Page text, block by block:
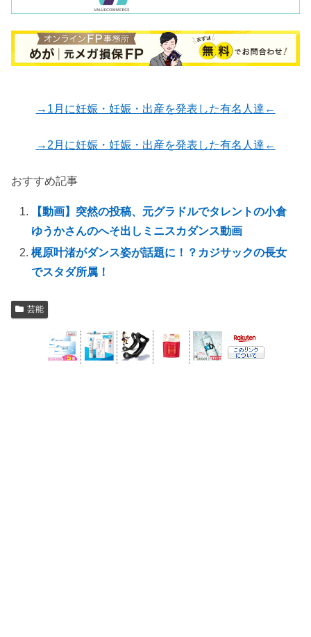
→1月に妊娠・妊娠・出産を発表した有名人達←
→2月に妊娠・妊娠・出産を発表した有名人達←
おすすめ記事
【動画】突然の投稿、元グラドルでタレントの小倉
ゆうかさんのへそ出しミニスカダンス動画
梶原叶渚がダンス姿が話題に！？カジサックの長女
でスタダ所属！
芸能